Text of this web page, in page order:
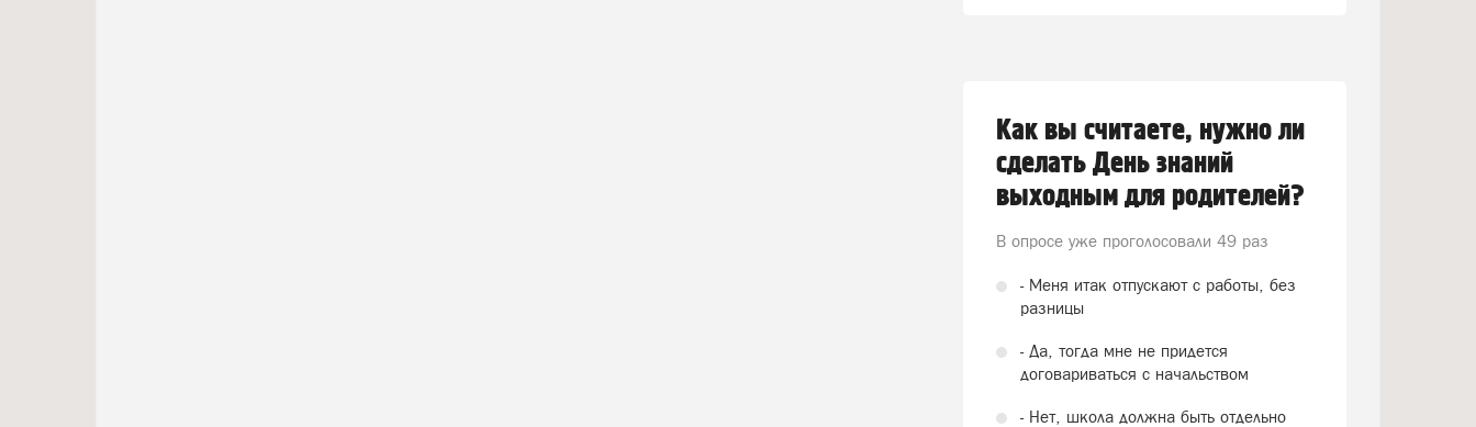
Как вы считаете, нужно ли
сделать День знаний
выходным для родителей?
В опросе уже проголосовали 49 раз
- Меня итак отпускают с работы, без
разницы
- Да, тогда мне не придется
договариваться с начальством
- Нет, школа должна быть отдельно